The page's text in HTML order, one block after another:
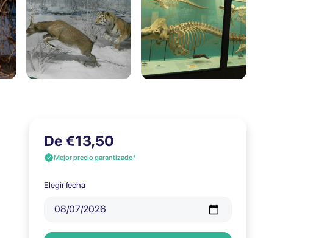
De €13,50
Mejor precio garantizado*
Elegir fecha